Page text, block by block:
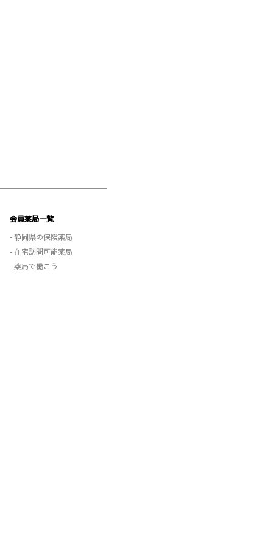
会員薬局一覧
- 静岡県の保険薬局
- 在宅訪問可能薬局
- 薬局で働こう